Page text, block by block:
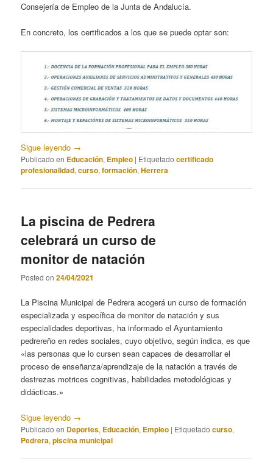
Consejería de Empleo de la Junta de Andalucía.
En concreto, los certificados a los que se puede optar son:
Sigue leyendo →
Publicado en Educación, Empleo | Etiquetado certificado
profesionalidad,curso,formación,Herrera
La piscina de Pedrera
celebrará un curso de
monitor de natación
Posted on24/04/2021
La Piscina Municipal de Pedrera acogerá un curso de formación
especializada y específica de monitor de natación y sus
especialidades deportivas, ha informado el Ayuntamiento
pedrereño en redes sociales, cuyo objetivo, según indica, es que
«las personas que lo cursen sean capaces de desarrollar el
proceso de enseñanza/aprendizaje de la natación a través de
destrezas motrices cognitivas, habilidades metodológicas y
didácticas.»
Sigue leyendo →
Publicado en Deportes, Educación, Empleo | Etiquetado curso,
Pedrera,piscina municipal